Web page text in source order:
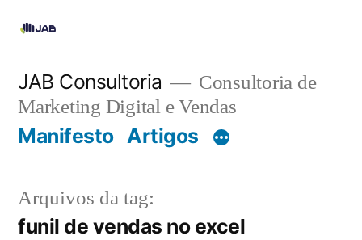
JAB Consultoria
Consultoria de
Marketing Digital e Vendas
Manifesto Artigos
Arquivos da tag:
funil de vendas no excel